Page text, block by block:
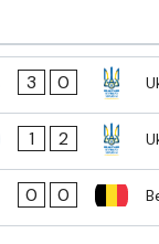
3 0
1 2
0 0